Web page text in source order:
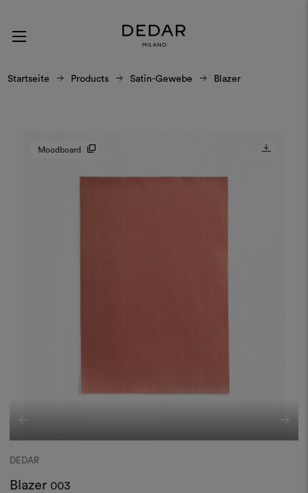
Startseite Products Satin-Gewebe Blazer
Moodboard
DEDAR
Blazer 003